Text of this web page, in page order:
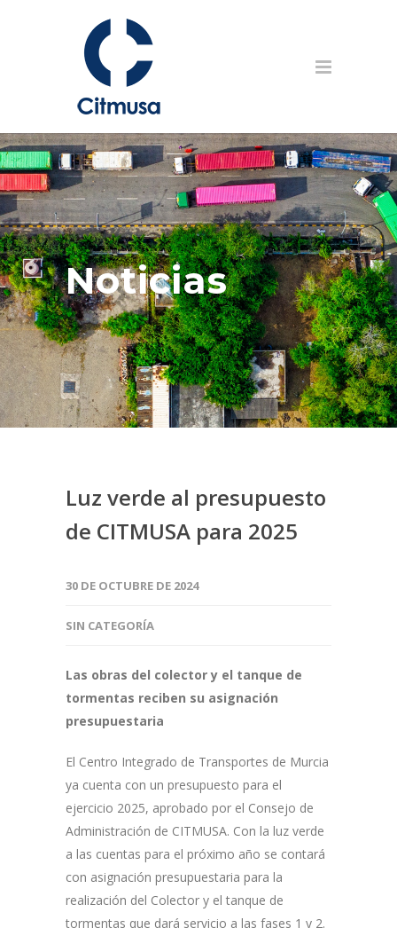
Noticias
Luz verde al presupuesto
de CITMUSA para 2025
30 DE OCTUBRE DE 2024
SIN CATEGORÍA
Las obras del colector y el tanque de
tormentas reciben su asignación
presupuestaria
El Centro Integrado de Transportes de Murcia
ya cuenta con un presupuesto para el
ejercicio 2025, aprobado por el Consejo de
Administración de CITMUSA. Con la luz verde
a las cuentas para el próximo año se contará
con asignación presupuestaria para la
realización del Colector y el tanque de
tormentas que dará servicio a las fases 1 y 2.